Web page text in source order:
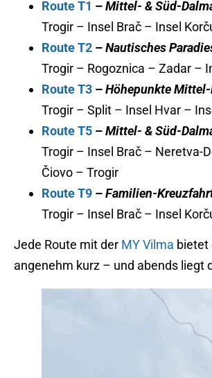
Route T1 –Mittel- & Süd-
Trogir – Insel Brač – Insel
Route T2 –Nautisches
Trogir – Rogoznica – Zadar –
Route T3 –Höhepunkte
Trogir – Split – Insel Hvar –
Route T5 –Mittel- & Süd-
Trogir – Insel Brač – Neretva-
Čiovo – Trogir
Route T9 –Familien-
Trogir – Insel Brač – Insel
Jede Route mit der MY Vilma bietet
angenehm kurz – und abends liegt